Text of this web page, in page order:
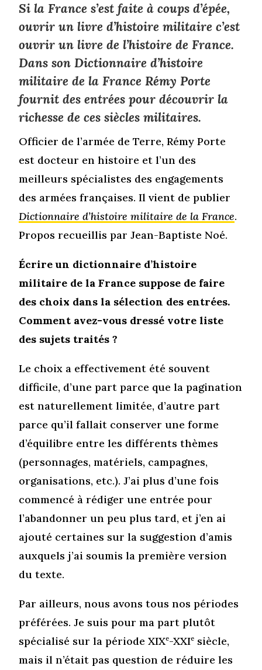
Si la France s’est faite à coups d’épée,
ouvrir un livre d’histoire militaire c’est
ouvrir un livre de l’histoire de France.
Dans sonDictionnaire d’histoire
militaire de la France Rémy Porte
fournit des entrées pour découvrir la
richesse de ces siècles militaires.
Officier de l’armée de Terre, Rémy Porte
est docteur en histoire et l’un des
meilleurs spécialistes des engagements
des armées françaises. Il vient de publier
Dictionnaire d’histoire militaire de la France.
Propos recueillis par Jean-Baptiste Noé.
Écrire un dictionnaire d’histoire
militaire de la France suppose de faire
des choix dans la sélection des entrées.
Comment avez-vous dressé votre liste
des sujets traités ?
Le choix a effectivement été souvent
difficile, d’une part parce que la pagination
est naturellement limitée, d’autre part
parce qu’il fallait conserver une forme
d’équilibre entre les différents thèmes
(personnages, matériels, campagnes,
organisations, etc.). J’ai plus d’une fois
commencé à rédiger une entrée pour
l’abandonner un peu plus tard, et j’en ai
ajouté certaines sur la suggestion d’amis
auxquels j’ai soumis la première version
du texte.
Par ailleurs, nous avons tous nos périodes
préférées. Je suis pour ma part plutôt
spécialisé sur la période XIXe-XXIe siècle,
mais il n’était pas question de réduire les